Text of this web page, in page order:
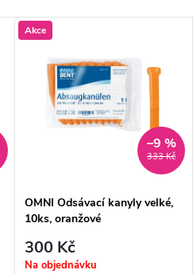
Akce
333 Kč
–9 %
OMNI Odsávací kanyly velké,
10ks, oranžové
300 Kč
Na objednávku